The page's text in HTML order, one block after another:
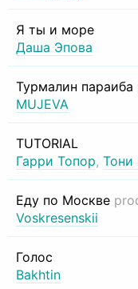
Я ты и море
Даша Эпова
Турмалин параиба
MUJEVA
TUTORIAL
Гарри Топор, Тони
Еду по Москве
Voskresenskii
Голос
Bakhtin